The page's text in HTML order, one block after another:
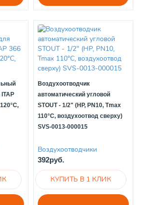
Воздухоотводчик
автоматический угловой
STOUT - 1/2" (НР, PN10, Tmax
110°С, воздухоотвод сверху)
SVS-0013-000015
Воздухоотводчики
392руб.